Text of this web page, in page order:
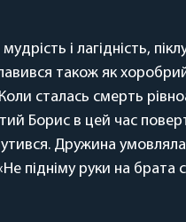
і лагідність,
також як
сталась смерть
Борис в цей час
Дружина
підніму руки на